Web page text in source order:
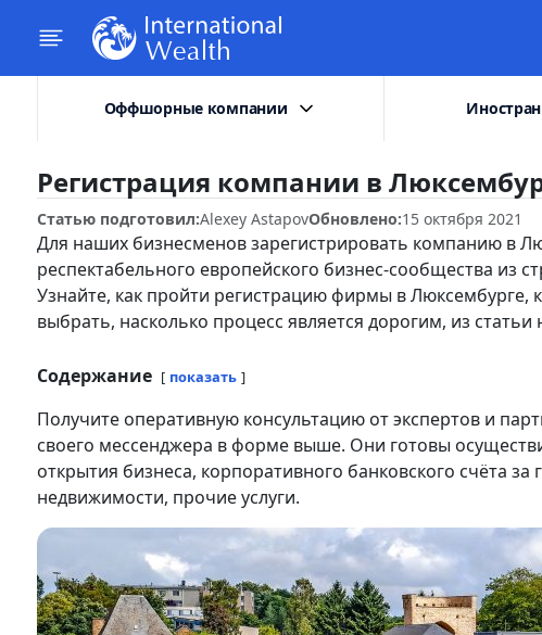
Оффшорные компании
Регистрация компании в
Статью подготовил:Alexey AstapovОбновлено:15 октября 2021
Для наших бизнесменов зарегистрировать компанию в
респектабельного европейского бизнес-сообщества из
Узнайте, как пройти регистрацию фирмы в Люксембурге,
выбрать, насколько процесс является дорогим, из статьи
Содержание показать
Получите оперативную консультацию от экспертов и
своего мессенджера в форме выше. Они готовы
открытия бизнеса, корпоративного банковского счёта
недвижимости, прочие услуги.